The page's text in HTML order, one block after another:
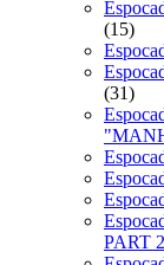
(15)
(31)
PART